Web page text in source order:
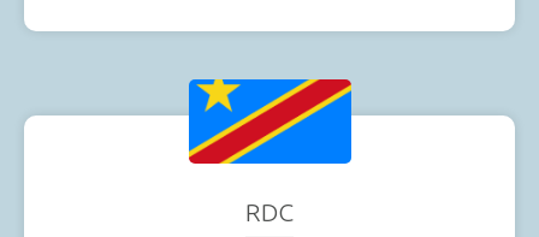
RDC